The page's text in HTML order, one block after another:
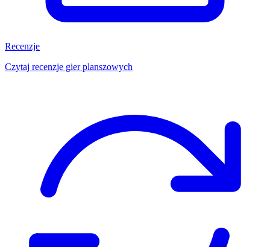
Recenzje
Czytaj recenzje gier planszowych